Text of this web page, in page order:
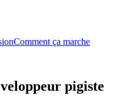
Comment ça marche
pigiste